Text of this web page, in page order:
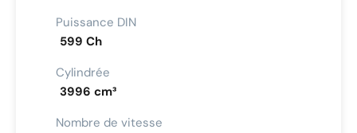
Puissance DIN
599 Ch
Cylindrée
3996 cm³
Nombre de vitesse